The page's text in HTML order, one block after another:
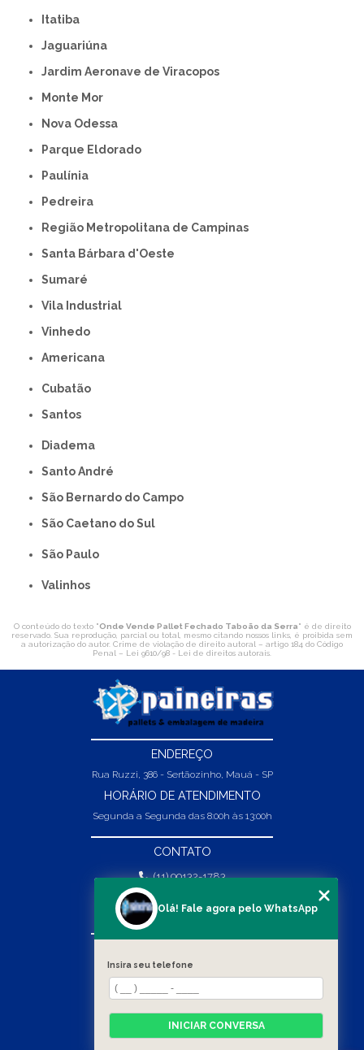
Itatiba
Jaguariúna
Jardim Aeronave de Viracopos
Monte Mor
Nova Odessa
Parque Eldorado
Paulínia
Pedreira
Região Metropolitana de Campinas
Santa Bárbara d'Oeste
Sumaré
Vila Industrial
Vinhedo
americana
Cubatão
Santos
Diadema
Santo André
São Bernardo do Campo
São Caetano do Sul
São Paulo
Valinhos
O conteúdo do texto "Onde Vende Pallet Fechado Taboão da Serra" é de direito
reservado. Sua reprodução, parcial ou total, mesmo citando nossos links, é proibida sem
a autorização do autor. Crime de violação de direito autoral – artigo 184 do Código
Penal – Lei 9610/98 - Lei de direitos autorais
ENDEREÇO
Rua Ruzzi, 386 - Sertãozinho, Mauá - SP
HORÁRIO DE ATENDIMENTO
Segunda a Segunda das 8:00h às 13:00h
CONTATO
(11) 99132-1783
(11) 99132-1783
vendas@abpaineiras.com.br
SOBRE NÓS
PRODUTOS
Olá! Fale agora pelo WhatsApp
Insira seu telefone
INICIAR CONVERSA